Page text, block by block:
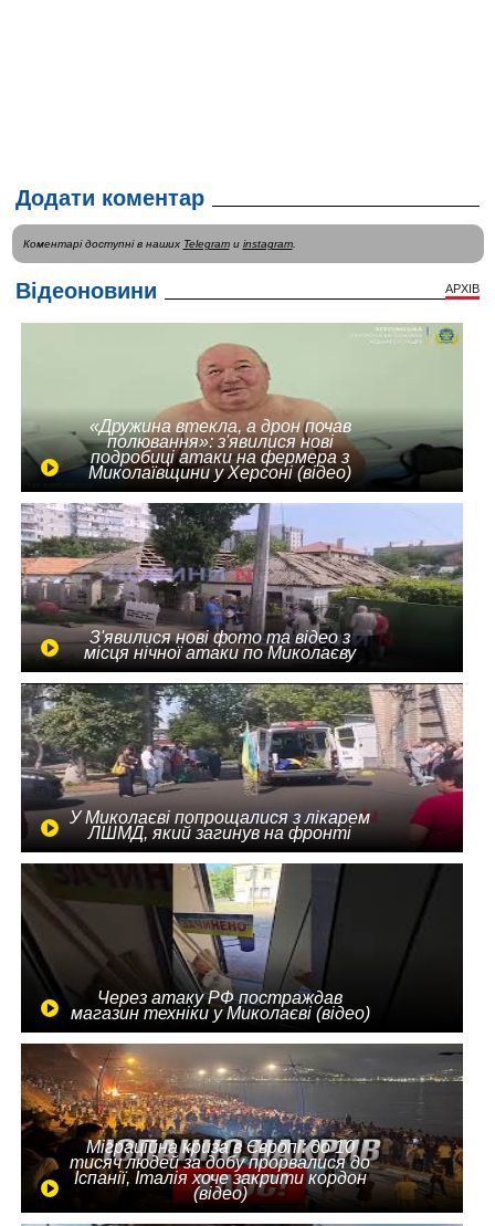
Додати коментар
Коментарі доступні в наших Telegramи instagram.
Відеоновини АРХІВ
«Дружина втекла, а дрон почав
полювання»: з'явилися нові
подробиці атаки на фермера з
Миколаївщини у Херсоні (відео)
З'явилися нові фото та відео з
місця нічної атаки по Миколаєву
У Миколаєві попрощалися з лікарем
ЛШМД, який загинув на фронті
Через атаку РФ постраждав
магазин техніки у Миколаєві (відео)
Міграційна криза в Європі: до 10
тисяч людей за добу прорвалися до
Іспанії, Італія хоче закрити кордон
(відео)